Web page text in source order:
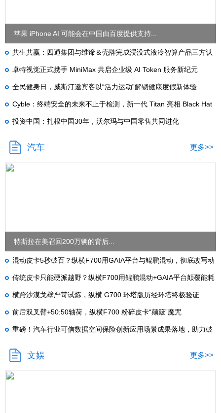
苹果 iPhone AI 可能会在中国由百度提供支持...
共生共赢：四通集团与维谛＆壳牌完成浸没式液冷智算产品三方认
证
卓特视觉正式携手 MiniMax 共启企业级 AI Token 服务新纪元
全民健身日，威斯汀邀宾客以“活力运动”解锁健康度假新体验
Cyble：终端安全的未来不止于检测，新一代 Titan 亮相 Black Hat
USA 2026
投资中国：扎根中国30年，沃尔玛与中国零售共同进化
汽车 更多>>
特斯拉在美召回200万辆的背后...
混动皮卡5秒破百？纵横F700用GAIA平台与鲲鹏混动，彻底改写动
力底盘规则
传统皮卡只能硬派越野？纵横F700用鲲鹏混动+GAIA平台颠覆能耗
与操控认知
横跨沙漠戈壁严苛试炼，纵横 G700 环塔版历经环塔终极验证
前后双叉臂+50:50轴荷，纵横F700 粉碎皮卡“颠簸”魔咒
重磅！汽车行业可信数据空间保险创新应用场景成果落地，助力破
文娱 更多>>